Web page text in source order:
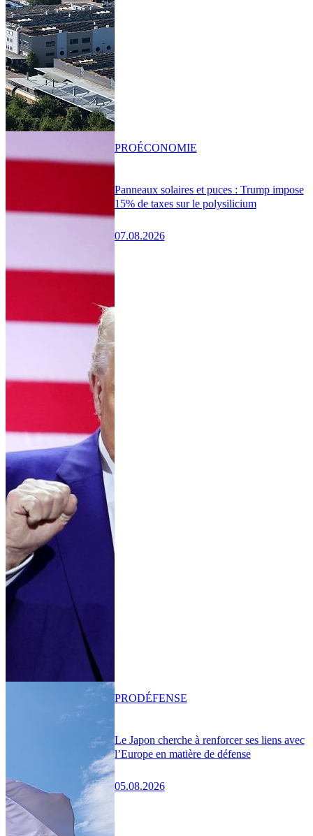
Panneaux solaires et puces : Trump impose
15% de taxes sur le polysilicium
07.08.2026
PROÉCONOMIE
Le Japon cherche à renforcer ses liens avec
l’Europe en matière de défense
05.08.2026
PRODÉFENSE